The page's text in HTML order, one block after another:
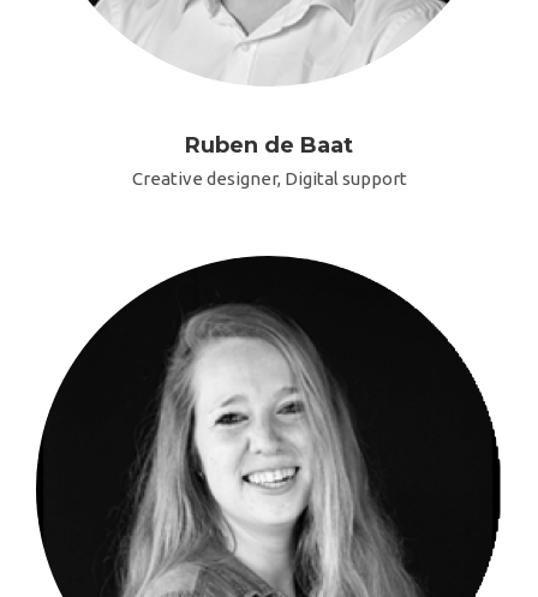
Ruben de Baat
Creative designer, Digital support